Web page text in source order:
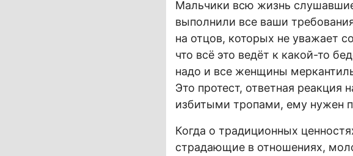
Мальчики всю жизнь
выполнили все ваши
на отцов, которых не уважает
что всё это ведёт к какой-то
надо и все женщины
Это протест, ответная реакция
избитыми тропами, ему нужен
Когда о традиционных
страдающие в отношениях,